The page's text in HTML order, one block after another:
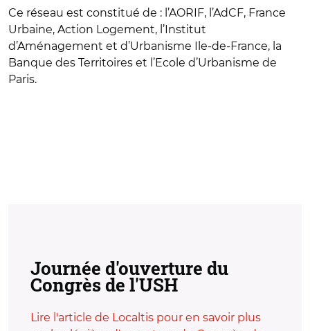
Ce réseau est constitué de : l’AORIF, l’AdCF, France
Urbaine, Action Logement, l’Institut
d’Aménagement et d’Urbanisme Ile-de-France, la
Banque des Territoires et l’Ecole d’Urbanisme de
Paris.
Journée d'ouverture du
Congrès de l'USH
Lire l'article de Localtis pour en savoir plus